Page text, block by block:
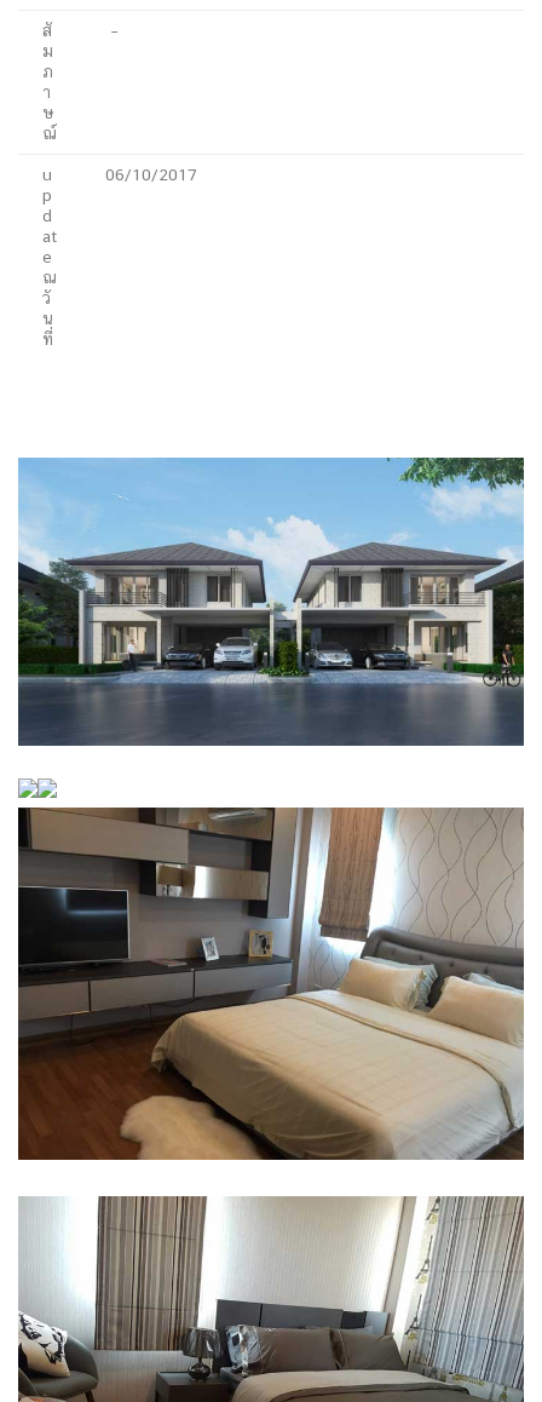
สั
ม
ภ
า
ษ
ณ์
–
u
p
d
at
e
ณ
วั
น
ที่
06/10/2017